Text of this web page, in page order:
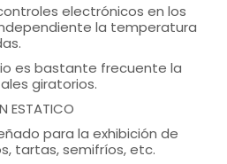
electrónicos en los
la temperatura
es bastante frecuente la
giratorios.
ESTATICO
para la exhibición de
tartas, semifríos, etc.